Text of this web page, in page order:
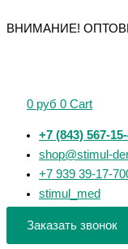
к
ВНИМАНИЕ!
0 руб 0 Cart
+7 (843) 567-
shop@stimul-
+7 939 39-17-
stimul_med
Заказать звонок
товаров
товаров
товара
секционная